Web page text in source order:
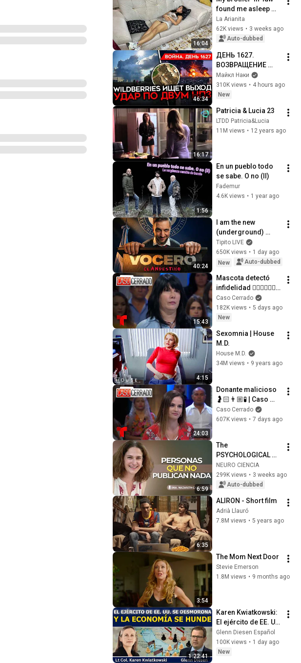
16:04
found me asleep
and this happened
La Arianita
62K views • 3 weeks ago
Auto-dubbed
46:34
ДЕНЬ 1627.
ВОЗВРАЩЕНИЕ
БЕНЗИНОВОГО
КРИЗИСА/ ПУТИН
БОИТСЯ ДРОНОВ/
ЗАКОЛЕБАЛА
ВОЙНА/ ГОРЯТ НПЗ
Майкл Наки
310K views • 4 hours ago
New
16:17
Patricia & Lucia 23
LTDD Patricia&Lucia
11M views • 12 years ago
1:56
En un pueblo todo
se sabe. O no (II)
Fademur
4.6K views • 1 year ago
40:24
I am the new
(underground)
PRESIDENTIAL
SPOKESPERSON
Tipito LIVE
650K views • 1 day ago
New
Auto-dubbed
15:43
Mascota detectó
infidelidad 🧑🏻‍❤️‍💋‍👩🏻
🐷👦🏻 | Caso
Cerrado Capítulo
Completo
Caso Cerrado
182K views • 5 days ago
New
4:15
Sexomnia | House
M.D.
House M.D.
34M views • 9 years ago
24:03
Donante malicioso
🤰🏻👨🏼🧪 | Caso
Cerrado Capítulo
Completo
Caso Cerrado
607K views • 7 days ago
6:59
The
PSYCHOLOGICAL
meaning behind
those who prefer
SILENCE over
NEURO CIENCIA
299K views • 3 weeks ago
Auto-dubbed
6:35
ALIRON - Short film
Adrià Llauró
7.8M views • 5 years ago
3:54
The Mom Next Door
Stevie Emerson
1.8M views • 9 months ago
1:22:41
Karen Kwiatkowski:
El ejército de EE. UU.
se desmorona y la
economía se hunde
Glenn Diesen Español
100K views • 1 day ago
New